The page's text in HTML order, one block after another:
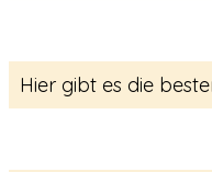
Hier gibt es die